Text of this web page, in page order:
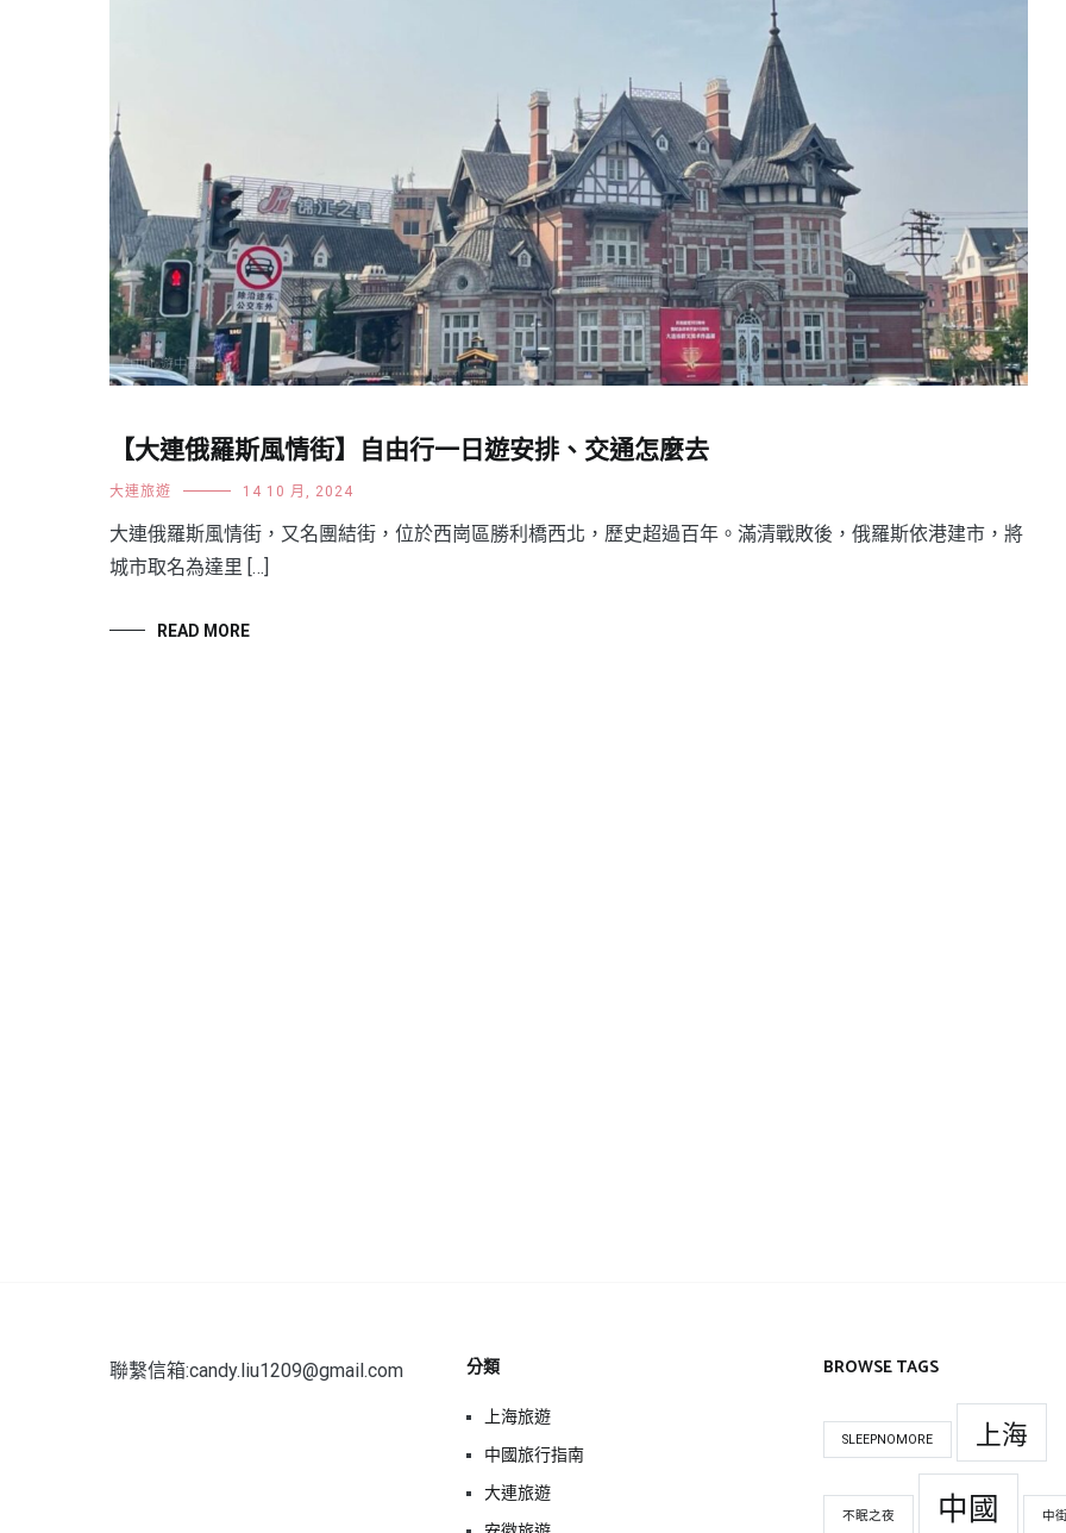
【大連俄羅斯風情街】自由行一日遊安排、交通怎麼去
大連旅遊 14 10 月, 2024
大連俄羅斯風情街，又名團結街，位於西崗區勝利橋西北，歷史超過百年。滿清戰敗後，俄羅斯依港建市，將
城市取名為達里 […]
READ MORE
聯繫信箱:candy.liu1209@gmail.com 分類
上海旅遊
中國旅行指南
大連旅遊
BROWSE TAGS
SLEEPNOMORE 上海
不眠之夜 中國 中